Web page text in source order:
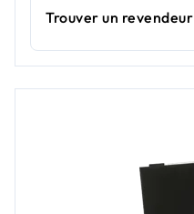
Trouver un revendeur